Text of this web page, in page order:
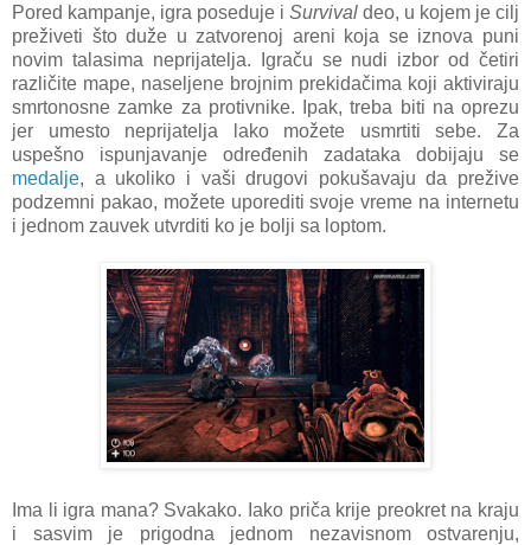
Pored kampanje, igra poseduje i Survival deo, u kojem je cilj
preživeti što duže u zatvorenoj areni koja se iznova puni
novim talasima neprijatelja. Igraču se nudi izbor od četiri
različite mape, naseljene brojnim prekidačima koji aktiviraju
smrtonosne zamke za protivnike. Ipak, treba biti na oprezu
jer umesto neprijatelja lako možete usmrtiti sebe. Za
uspešno ispunjavanje određenih zadataka dobijaju se
medalje, a ukoliko i vaši drugovi pokušavaju da prežive
podzemni pakao, možete uporediti svoje vreme na internetu
i jednom zauvek utvrditi ko je bolji sa loptom.
Ima li igra mana? Svakako. Iako priča krije preokret na kraju
i sasvim je prigodna jednom nezavisnom ostvarenju,